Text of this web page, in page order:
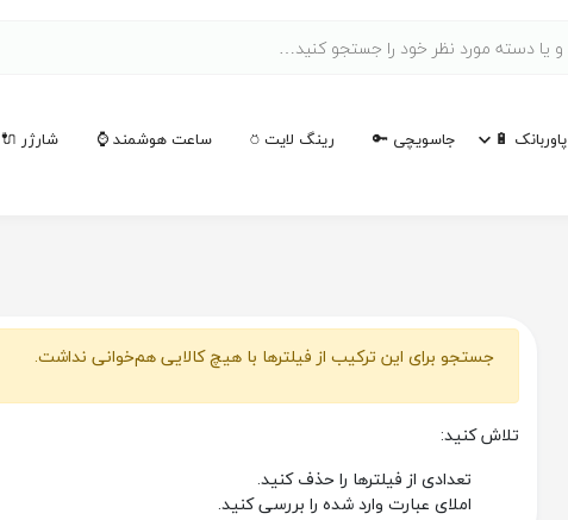
پاوربانک 🔋 جاسویچی 🔑 رینگ لایت ⍥ ساعت هوشمند ⌚ شارژر 🔌
جستجو برای این ترکیب از فیلترها با هیچ کالایی هم‌خوانی نداشت.
تلاش کنید:
تعدادی از فیلترها را حذف کنید.
املای عبارت وارد شده را بررسی کنید.